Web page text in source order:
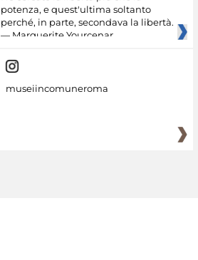
potenza, e quest'ultima soltanto
perché, in parte, secondava la libertà.
— Marguerite Yourcenar
museiincomuneroma